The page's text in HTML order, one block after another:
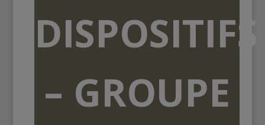
DISPOSITIFS
– GROUPE